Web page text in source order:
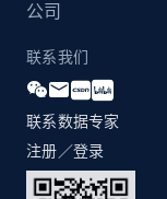
公司
联系我们
联系数据专家
注册／登录